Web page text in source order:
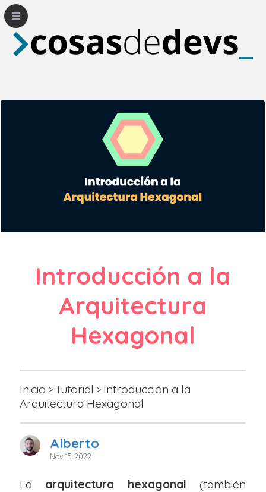
Introducción a la
Arquitectura
Hexagonal
Inicio > Tutorial > Introducción a la
Arquitectura Hexagonal
Alberto
Nov 15, 2022
La arquitectura hexagonal (también